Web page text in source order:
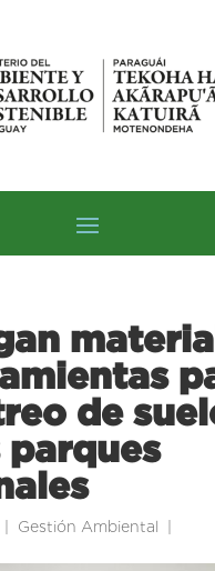
de
parques
Gestión Ambiental